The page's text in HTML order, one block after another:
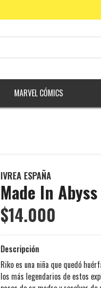
MARVEL CÓMICS
IVREA ESPAÑA
Made In
$14.000
Descripción
Riko es una niña que quedó
los más legendarios de estos